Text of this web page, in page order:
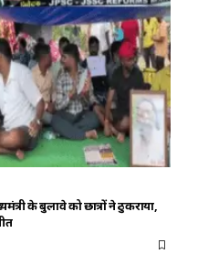
के बुलावे को छात्रों ने ठुकराया,